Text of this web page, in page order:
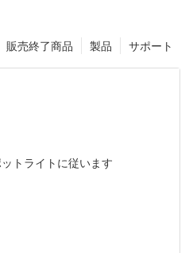
サポート
製品
販売終了商品